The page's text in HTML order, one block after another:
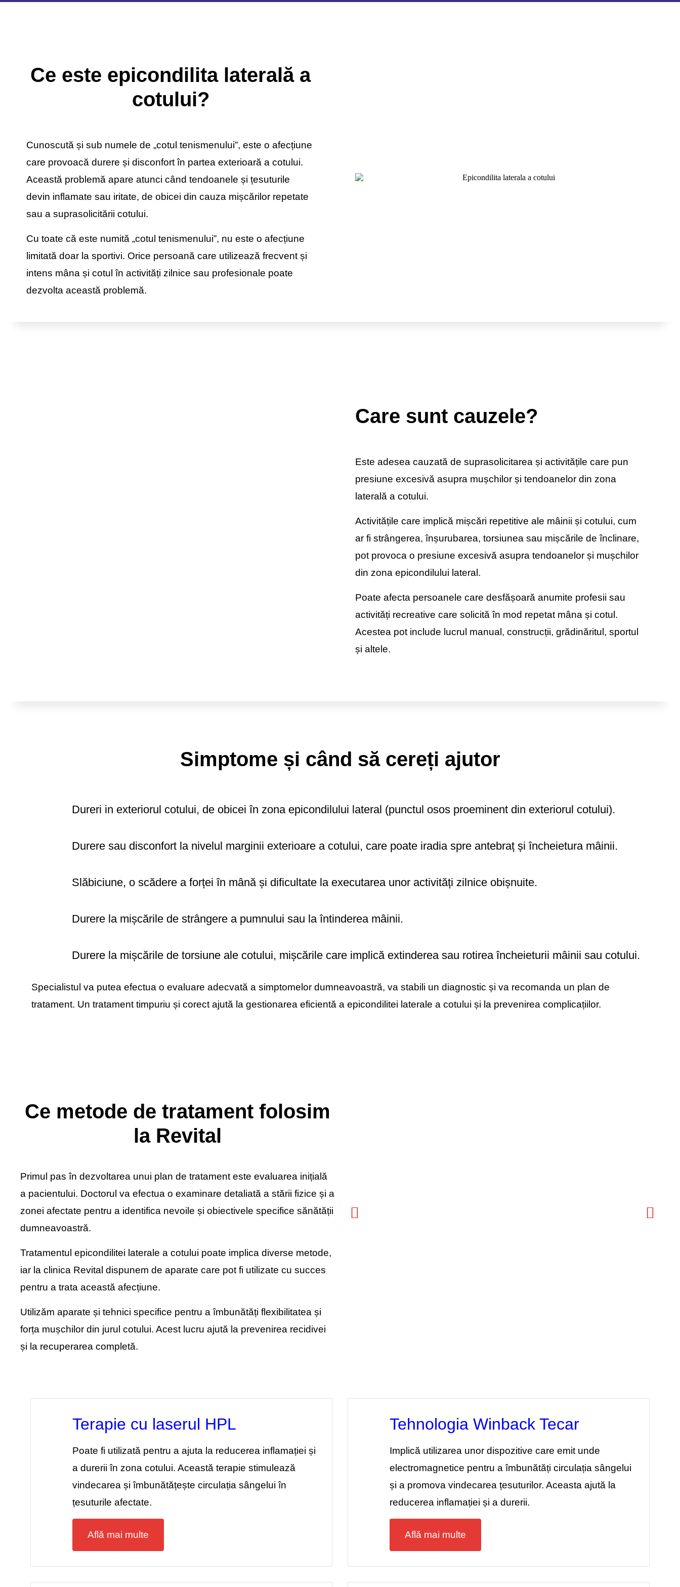
Ce este epicondilita laterală a
cotului?
Cunoscută și sub numele de „cotul tenismenului”, este o afecțiune
care provoacă durere și disconfort în partea exterioară a cotului.
Această problemă apare atunci când tendoanele și țesuturile
devin inflamate sau iritate, de obicei din cauza mișcărilor repetate
sau a suprasolicitării cotului.
Cu toate că este numită „cotul tenismenului”, nu este o afecțiune
limitată doar la sportivi. Orice persoană care utilizează frecvent și
intens mâna și cotul în activități zilnice sau profesionale poate
dezvolta această problemă.
Care sunt cauzele?
Este adesea cauzată de suprasolicitarea și activitățile care pun
presiune excesivă asupra mușchilor și tendoanelor din zona
laterală a cotului.
Activitățile care implică mișcări repetitive ale mâinii și cotului, cum
ar fi strângerea, înșurubarea, torsiunea sau mișcările de înclinare,
pot provoca o presiune excesivă asupra tendoanelor și mușchilor
din zona epicondilului lateral.
Poate afecta persoanele care desfășoară anumite profesii sau
activități recreative care solicită în mod repetat mâna și cotul.
Acestea pot include lucrul manual, construcții, grădinăritul, sportul
și altele.
Simptome și când să cereți ajutor
Dureri in exteriorul cotului, de obicei în zona epicondilului lateral (punctul osos proeminent din exteriorul cotului).
Durere sau disconfort la nivelul marginii exterioare a cotului, care poate iradia spre antebraț și încheietura mâinii.
Slăbiciune, o scădere a forței în mână și dificultate la executarea unor activități zilnice obișnuite.
Durere la mișcările de strângere a pumnului sau la întinderea mâinii.
Durere la mișcările de torsiune ale cotului, mișcările care implică extinderea sau rotirea încheieturii mâinii sau cotului.
Specialistul va putea efectua o evaluare adecvată a simptomelor dumneavoastră, va stabili un diagnostic și va recomanda un plan de
tratament. Un tratament timpuriu și corect ajută la gestionarea eficientă a epicondilitei laterale a cotului și la prevenirea complicațiilor.
Ce metode de tratament folosim
la Revital
Primul pas în dezvoltarea unui plan de tratament este evaluarea inițială
a pacientului. Doctorul va efectua o examinare detaliată a stării fizice și a
zonei afectate pentru a identifica nevoile și obiectivele specifice sănătății
dumneavoastră.
Tratamentul epicondilitei laterale a cotului poate implica diverse metode,
iar la clinica Revital dispunem de aparate care pot fi utilizate cu succes
pentru a trata această afecțiune.
Utilizăm aparate și tehnici specifice pentru a îmbunătăți flexibilitatea și
forța mușchilor din jurul cotului. Acest lucru ajută la prevenirea recidivei
și la recuperarea completă.
Terapie cu laserul HPL
Poate fi utilizată pentru a ajuta la reducerea inflamației și
a durerii în zona cotului. Această terapie stimulează
vindecarea și îmbunătățește circulația sângelui în
țesuturile afectate.
Află mai multe
Tehnologia Winback Tecar
Implică utilizarea unor dispozitive care emit unde
electromagnetice pentru a îmbunătăți circulația sângelui
și a promova vindecarea țesuturilor. Aceasta ajută la
reducerea inflamației și a durerii.
Află mai multe